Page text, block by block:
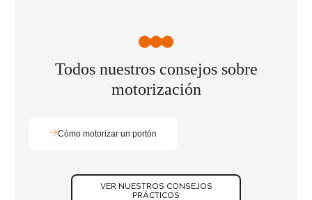
Todos nuestros consejos sobre
motorización
Cómo motorizar un portón
VER NUESTROS CONSEJOS
PRÁCTICOS